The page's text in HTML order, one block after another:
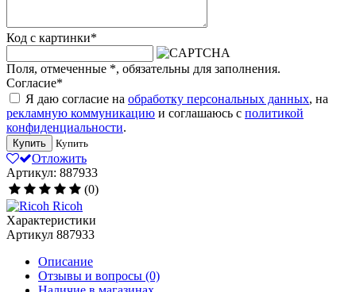
Код с картинки*
Поля, отмеченные *, обязательны для заполнения.
Согласие*
Я даю согласие на обработку персональных данных, на
рекламную коммуникацию и соглашаюсь с политикой
конфиденциальности.
Купить Купить
Отложить
Артикул: 887933
(0)
Ricoh
Характеристики
Артикул 887933
Описание
Отзывы и вопросы (0)